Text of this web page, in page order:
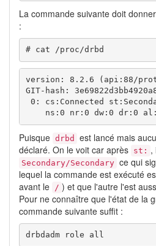
La commande suivante doit
:
# cat /proc/drbd
version: 8.2.6 (api:88/
GIT-hash:
0: cs:Connected
ns:0 nr:0 dw:0 dr:0
Puisque drbd est lancé mais
déclaré. On le voit car après st: ,
Secondary/Secondary ce qui
lequel la commande est exécuté
avant le
/ ) et que l'autre l'est
Pour ne connaître que l'état de la
commande suivante suffit :
drbdadm role all